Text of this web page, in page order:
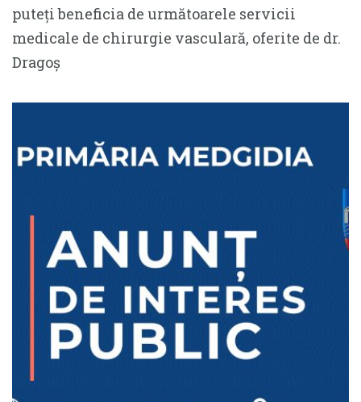
puteți beneficia de următoarele servicii
medicale de chirurgie vasculară, oferite de dr.
Dragoș